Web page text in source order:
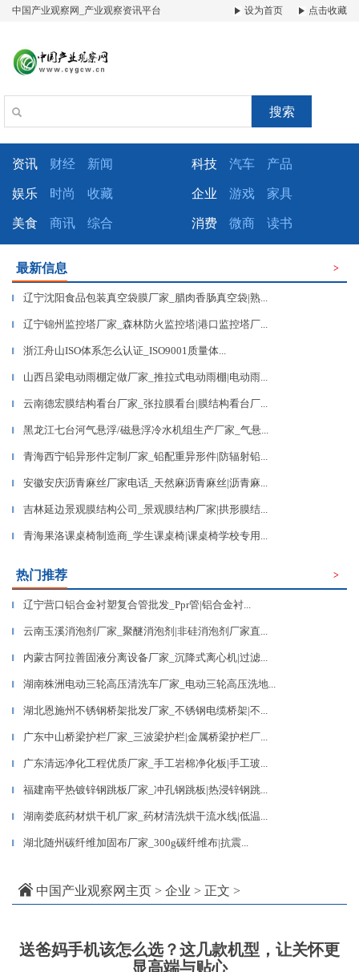
中国产业观察网_产业观察资讯平台 设为首页 点击收藏
搜索
资讯 财经 新闻 科技 汽车 产品
娱乐 时尚 收藏 企业 游戏 家具
美食 商讯 综合 消费 微商 读书
最新信息 >
▎ 辽宁沈阳食品包装真空袋膜厂家_腊肉香肠真空袋|熟...
▎ 辽宁锦州监控塔厂家_森林防火监控塔|港口监控塔厂...
▎ 浙江舟山ISO体系怎么认证_ISO9001质量体...
▎ 山西吕梁电动雨棚定做厂家_推拉式电动雨棚|电动雨...
▎ 云南德宏膜结构看台厂家_张拉膜看台|膜结构看台厂...
▎ 黑龙江七台河气悬浮/磁悬浮冷水机组生产厂家_气悬...
▎ 青海西宁铅异形件定制厂家_铅配重异形件|防辐射铅...
▎ 安徽安庆沥青麻丝厂家电话_天然麻沥青麻丝|沥青麻...
▎ 吉林延边景观膜结构公司_景观膜结构厂家|拱形膜结...
▎ 青海果洛课桌椅制造商_学生课桌椅|课桌椅学校专用...
热门推荐 >
▎ 辽宁营口铝合金衬塑复合管批发_Ppr管|铝合金衬...
▎ 云南玉溪消泡剂厂家_聚醚消泡剂|非硅消泡剂厂家直...
▎ 内蒙古阿拉善固液分离设备厂家_沉降式离心机|过滤...
▎ 湖南株洲电动三轮高压清洗车厂家_电动三轮高压洗地...
▎ 湖北恩施州不锈钢桥架批发厂家_不锈钢电缆桥架|不...
▎ 广东中山桥梁护栏厂家_三波梁护栏|金属桥梁护栏厂...
▎ 广东清远净化工程优质厂家_手工岩棉净化板|手工玻...
▎ 福建南平热镀锌钢跳板厂家_冲孔钢跳板|热浸锌钢跳...
▎ 湖南娄底药材烘干机厂家_药材清洗烘干流水线|低温...
▎ 湖北随州碳纤维加固布厂家_300g碳纤维布|抗震...
中国产业观察网主页 > 企业 > 正文 >
送爸妈手机该怎么选？这几款机型，让关怀更
显高端与贴心